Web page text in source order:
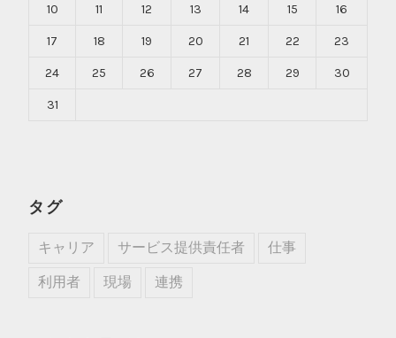
10 11 12 13 14 15 16
17 18 19 20 21 22 23
24 25 26 27 28 29 30
31
タグ
キャリア サービス提供責任者 仕事
利用者 現場 連携